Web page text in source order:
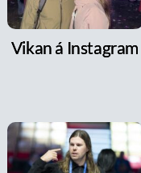
Vikan á Instagram